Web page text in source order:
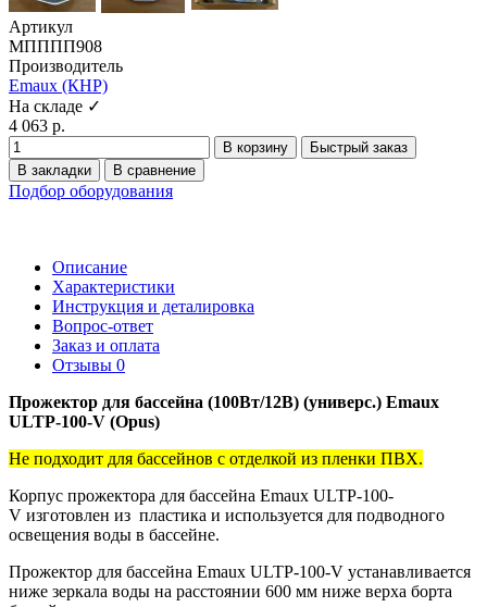
Артикул
МПППП908
Производитель
Emaux (КНР)
На складе ✓
4 063 р.
В корзину
Быстрый заказ
В закладки
В сравнение
Подбор оборудования
Описание
Характеристики
Инструкция и деталировка
Вопрос-ответ
Заказ и оплата
Отзывы 0
Прожектор для бассейна (100Вт/12В) (универс.) Emaux
ULTP-100-V (Opus)
Не подходит для бассейнов с отделкой из пленки ПВХ.
Корпус прожектора для бассейна Emaux ULTP-100-
V изготовлен из пластика и используется для подводного
освещения воды в бассейне.
Прожектор для бассейна Emaux ULTP-100-V устанавливается
ниже зеркала воды на расстоянии ­­­­600 мм ниже верха борта